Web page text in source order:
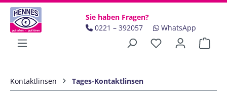
Zum Hauptinhalt springen
Sie haben Fragen?
0221 – 392057
WhatsApp
Kontaktlinsen Tages-Kontaktlinsen